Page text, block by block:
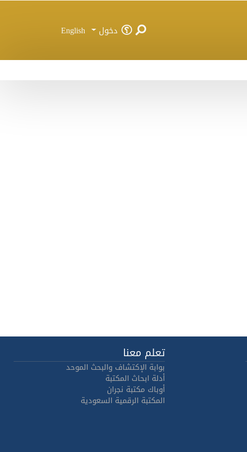
دخول English
تعلم معنا
بوابة الإكتشاف والبحث الموحد
أدلة ابحاث المكتبة
أوباك مكتبة نجران
المكتبة الرقمية السعودية